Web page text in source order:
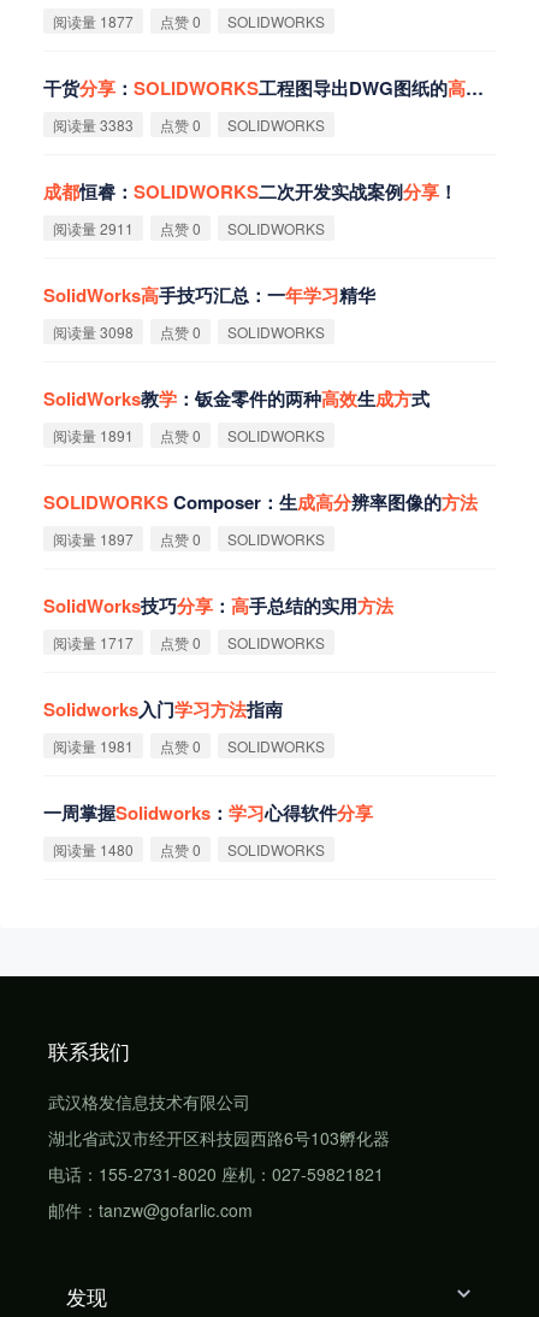
阅读量 1877 点赞 0 SOLIDWORKS
干货分享 ： SOLIDWORKS工程图导出DWG图纸的高效
阅读量 3383 点赞 0 SOLIDWORKS
成都恒睿： SOLIDWORKS二次开发实战案例分享 ！
阅读量 2911 点赞 0 SOLIDWORKS
SolidWorks高手技巧汇总：一年学习精华
阅读量 3098 点赞 0 SOLIDWORKS
SolidWorks教学 ：钣金零件的两种高效生成方式
阅读量 1891 点赞 0 SOLIDWORKS
SOLIDWORKSComposer：生成高分辨率图像的方法
阅读量 1897 点赞 0 SOLIDWORKS
SolidWorks技巧分享 ： 高手总结的实用方法
阅读量 1717 点赞 0 SOLIDWORKS
Solidworks入门学习方法指南
阅读量 1981 点赞 0 SOLIDWORKS
一周掌握Solidworks ： 学习心得软件分享
阅读量 1480 点赞 0 SOLIDWORKS
联系我们
武汉格发信息技术有限公司
湖北省武汉市经开区科技园西路6号103孵化器
电话：155-2731-8020 座机：027-59821821
邮件：tanzw@gofarlic.com
发现